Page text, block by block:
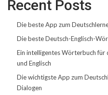
Recent Posts
Die beste App zum
Die beste Deutsch-Englisch-
Ein intelligentes Wörterbuch für
und Englisch
Die wichtigste App zum
Dialogen